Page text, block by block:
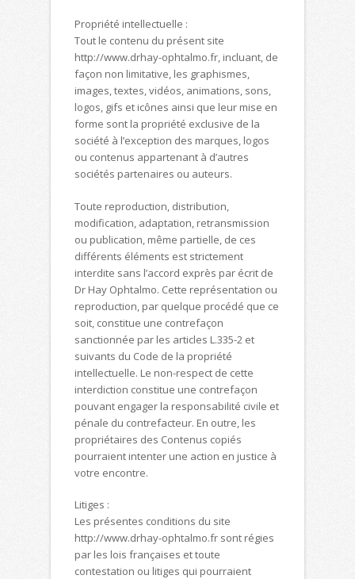
Propriété intellectuelle :
Tout le contenu du présent site
http://www.drhay-ophtalmo.fr, incluant, de
façon non limitative, les graphismes,
images, textes, vidéos, animations, sons,
logos, gifs et icônes ainsi que leur mise en
forme sont la propriété exclusive de la
société à l’exception des marques, logos
ou contenus appartenant à d’autres
sociétés partenaires ou auteurs.
Toute reproduction, distribution,
modification, adaptation, retransmission
ou publication, même partielle, de ces
différents éléments est strictement
interdite sans l’accord exprès par écrit de
Dr Hay Ophtalmo. Cette représentation ou
reproduction, par quelque procédé que ce
soit, constitue une contrefaçon
sanctionnée par les articles L.335-2 et
suivants du Code de la propriété
intellectuelle. Le non-respect de cette
interdiction constitue une contrefaçon
pouvant engager la responsabilité civile et
pénale du contrefacteur. En outre, les
propriétaires des Contenus copiés
pourraient intenter une action en justice à
votre encontre.
Litiges :
Les présentes conditions du site
http://www.drhay-ophtalmo.fr sont régies
par les lois françaises et toute
contestation ou litiges qui pourraient